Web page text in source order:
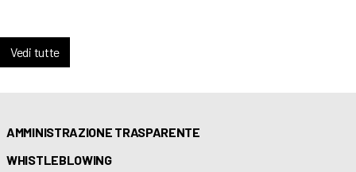
Vedi tutte
AMMINISTRAZIONE TRASPARENTE
WHISTLEBLOWING